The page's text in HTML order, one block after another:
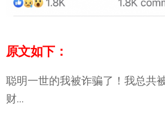
原文如下：
聪明一世的我被诈骗了！我总共
财…